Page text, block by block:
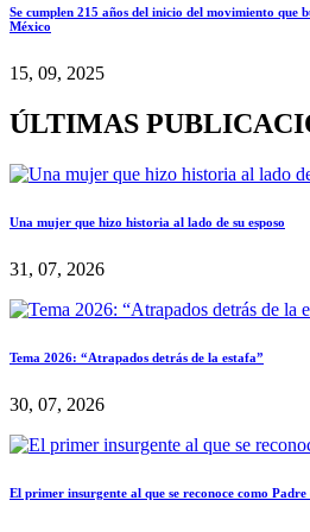
Se cumplen 215 años del inicio del movimiento que
México
15, 09, 2025
ÚLTIMAS
Una mujer que hizo historia al lado de su esposo
31, 07, 2026
Tema 2026: “Atrapados detrás de la estafa”
30, 07, 2026
El primer insurgente al que se reconoce como